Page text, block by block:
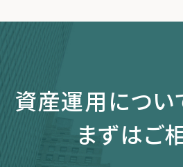
資産運用につい
まずはご